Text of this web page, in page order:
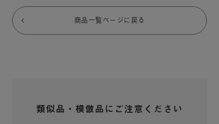
商品一覧ページに戻る
類似品・模倣品にご注意ください